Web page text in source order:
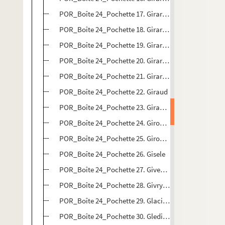
POR_Boîte 24_Pochette 17. Girardin, Delphine Gay
POR_Boîte 24_Pochette 18. Girardet, Abraham
POR_Boîte 24_Pochette 19. Girardin, Emile (De)
POR_Boîte 24_Pochette 20. Girardin, Louis-Stanislas
POR_Boîte 24_Pochette 21. Girardin, François
POR_Boîte 24_Pochette 22. Giraud
POR_Boîte 24_Pochette 23. Giraudeau
POR_Boîte 24_Pochette 24. Girod de L'Ain, Amédée
POR_Boîte 24_Pochette 25. Girodet-Trioson, Anne-
POR_Boîte 24_Pochette 26. Gisele
POR_Boîte 24_Pochette 27. Givenchy, Louis A.C. (De)
POR_Boîte 24_Pochette 28. Givry, Anne d'Escars
POR_Boîte 24_Pochette 29. Glacianus, Georgius
POR_Boîte 24_Pochette 30. Gleditsch, Jean-Gotlieb